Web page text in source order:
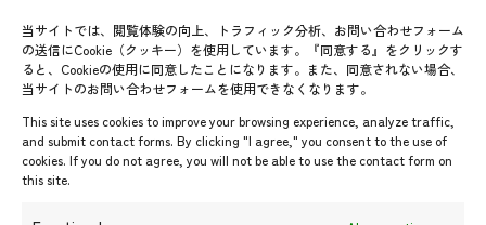
当サイトでは、閲覧体験の向上、トラフィック分析、お問い合わせフォーム
の送信にCookie（クッキー）を使用しています。『同意する』をクリックす
ると、Cookieの使用に同意したことになります。また、同意されない場合、
当サイトのお問い合わせフォームを使用できなくなります。
This site uses cookies to improve your browsing experience, analyze traffic,
and submit contact forms. By clicking "I agree," you consent to the use of
cookies. If you do not agree, you will not be able to use the contact form on
this site.
ASEANPEDIA
イベント・お知らせ
開催中・開催予定のイベント
イベント案内
お問い合わせ先一覧